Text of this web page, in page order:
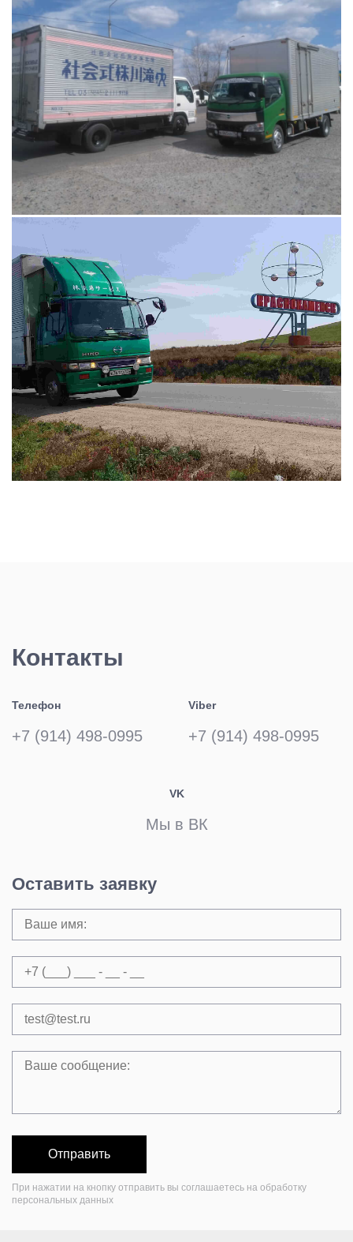
Контакты
Телефон
+7 (914) 498-0995
Viber
+7 (914) 498-0995
VK
Мы в ВК
Оставить заявку
Отправить
При нажатии на кнопку отправить вы соглашаетесь на обработку
персональных данных